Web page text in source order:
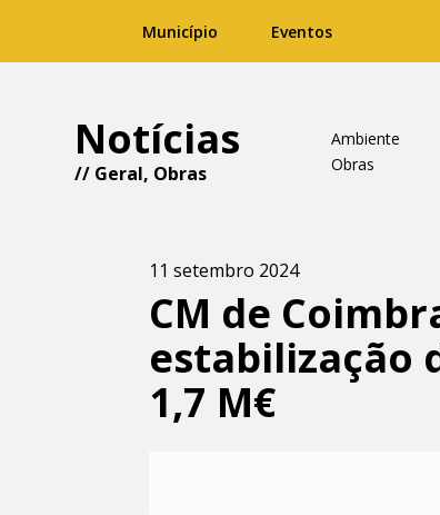
Município Eventos
Notícias
// Geral, Obras
Ambiente
Obras
11 setembro 2024
CM de
estabilização
1,7 M€